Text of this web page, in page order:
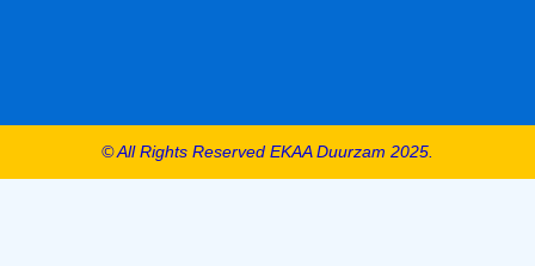
© All Rights Reserved EKAA Duurzam 2025.